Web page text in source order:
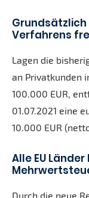
Grundsätzlich
Verfahrens
Lagen die
an Privatkunden
100.000 EUR,
01.07.2021 eine
10.000 EUR
Alle EU
Durch die neue